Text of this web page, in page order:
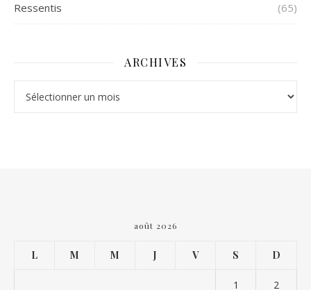
Ressentis (65)
ARCHIVES
août 2026
L M M J V S D
1 2